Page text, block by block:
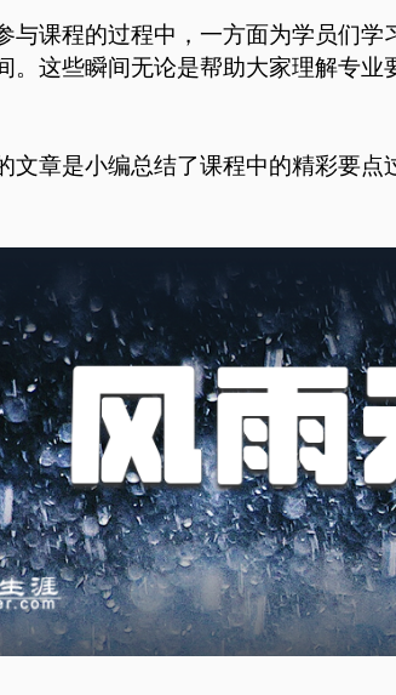
与课程的过程中，一方面为学员们
。这些瞬间无论是帮助大家理解专
文章是小编总结了课程中的精彩要